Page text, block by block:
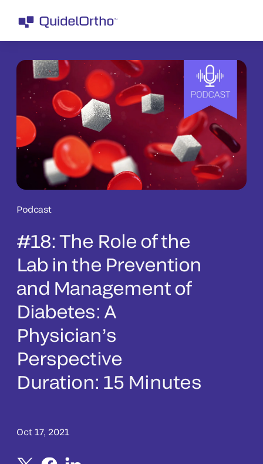
Podcast
#18: The Role of the
Lab in the Prevention
and Management of
Diabetes: A
Physician’s
Perspective
Duration: 15 Minutes
Oct 17, 2021